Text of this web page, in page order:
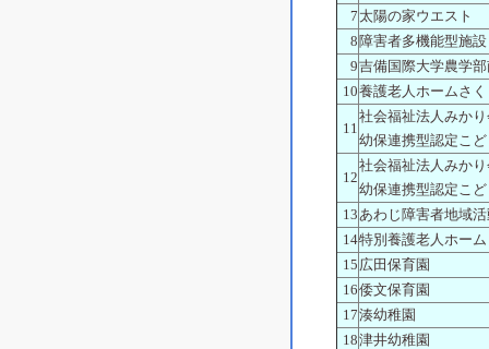
7太陽の家ウエスト
8 障害者多機能型施
9吉備国際大学農学
10養護老人ホームさ
11
社会福祉法人みか
幼保連携型認定こ
12
社会福祉法人みか
幼保連携型認定こ
13あわじ障害者地域
14特別養護老人ホー
15 広田保育園
16倭文保育園
17湊幼稚園
18津井幼稚園